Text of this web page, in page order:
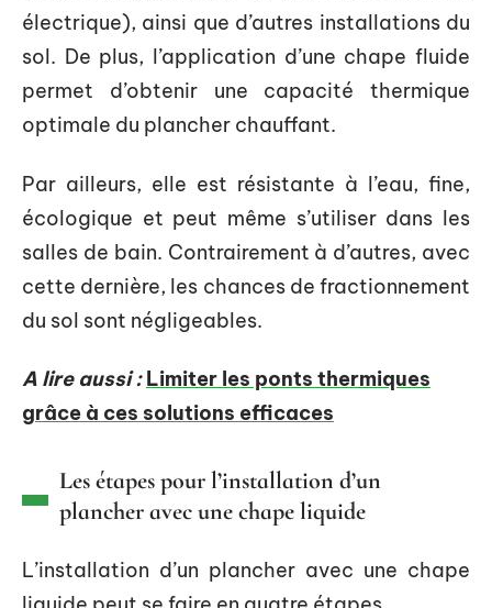
électrique), ainsi que d’autres installations du
sol. De plus, l’application d’une chape fluide
permet d’obtenir une capacité thermique
optimale du plancher chauffant.
Par ailleurs, elle est résistante à l’eau, fine,
écologique et peut même s’utiliser dans les
salles de bain. Contrairement à d’autres, avec
cette dernière, les chances de fractionnement
du sol sont négligeables.
A lire aussi : Limiter les ponts thermiques
grâce à ces solutions efficaces
Les étapes pour l’installation d’un
plancher avec une chape liquide
L’installation d’un plancher avec une chape